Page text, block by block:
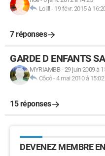
Lollll - 19 févr. 2015 à
7 réponses
GARDE D ENFANTS
MYRIAMBB-29 juin 2009 à
Côcô-4 mai 2010 à 15:02
15 réponses
DEVENEZ MEMBRE